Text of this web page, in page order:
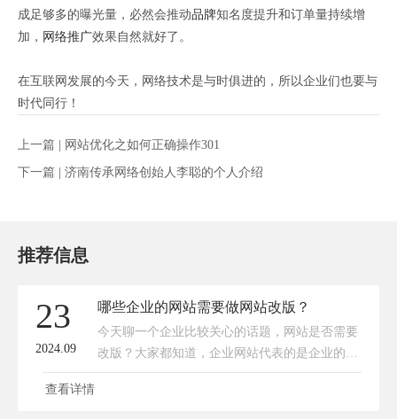
成足够多的曝光量，必然会推动品牌知名度提升和订单量持续增
加， 网络推广效果自然就好了。
在互联网发展的今天，网络技术是与时俱进的，所以企业们也要与
时代同行！
上一篇 | 网站优化之如何正确操作301
下一篇 | 济南传承网络创始人李聪的个人介绍
推荐信息
23
2024.09
哪些企业的网站需要做网站改版？
今天聊一个企业比较关心的话题，网站是否需要
改版？大家都知道，企业网站代表的是企业的网
上形象，相当于企业在网上的“实体店”。如果企
查看详情